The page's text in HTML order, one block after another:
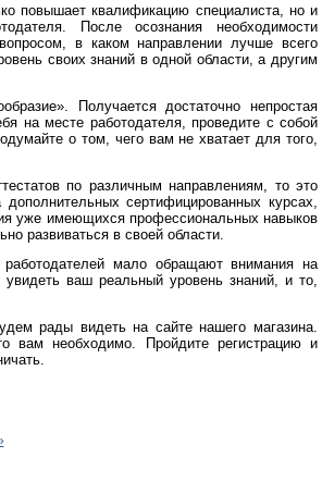
повышает квалификацию специалиста, но и
После осознания необходимости
в каком направлении лучше всего
своих знаний в одной области, а другим
Получается достаточно непростая
на месте работодателя, проведите с собой
о том, чего вам не хватает для того,
по различным направлениям, то это
сертифицированных курсах,
уже имеющихся профессиональных навыков
развиваться в своей области.
мало обращают внимания на
ваш реальный уровень знаний, и то,
рады видеть на сайте нашего магазина.
вам необходимо. Пройдите регистрацию и